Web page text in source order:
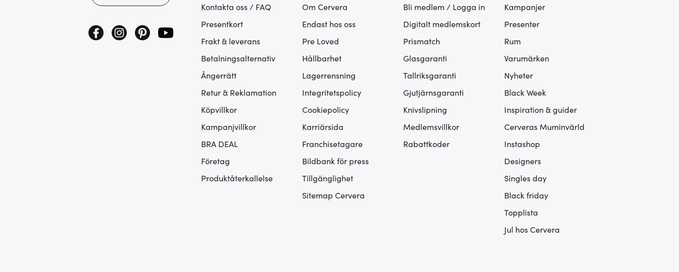
Kontakta oss / FAQ
Presentkort
Frakt & leverans
Betalningsalternativ
Ångerrätt
Retur & Reklamation
Köpvillkor
Kampanjvillkor
BRA DEAL
Företag
Produktåterkallelse
Om Cervera
Endast hos oss
Pre Loved
Hållbarhet
Lagerrensning
Integritetspolicy
Cookiepolicy
Karriärsida
Franchisetagare
Bildbank för press
Tillgänglighet
Sitemap Cervera
Bli medlem / Logga in
Digitalt medlemskort
Prismatch
Glasgaranti
Tallriksgaranti
Gjutjärnsgaranti
Knivslipning
Medlemsvillkor
Rabattkoder
Kampanjer
Presenter
Rum
Varumärken
Nyheter
Black Week
Inspiration & guider
Cerveras Muminvärld
Instashop
Designers
Singles day
Black friday
Topplista
Jul hos Cervera